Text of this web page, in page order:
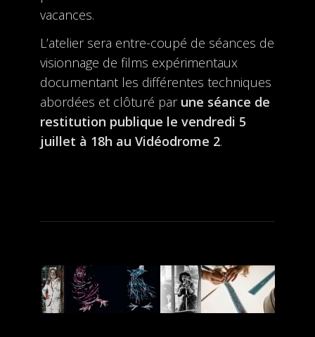
vacances.
L’atelier sera entre-coupé de séances de
visionnage de films expérimentaux
documentant les différentes techniques
abordées et clôturé par une séance de
restitution publique le vendredi 5
juillet à 18h au Vidéodrome 2.